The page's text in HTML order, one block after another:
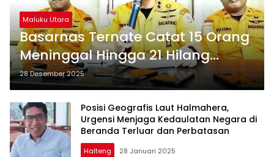
Maluku Utara
Basarnas Ternate Catat 15 Orang
Meninggal Hingga 21 Hilang
Sepanjang 2025
28 Desember 2025
Posisi Geografis Laut Halmahera,
Urgensi Menjaga Kedaulatan Negara di
Beranda Terluar dan Perbatasan
Halteng 28 Januari 2025